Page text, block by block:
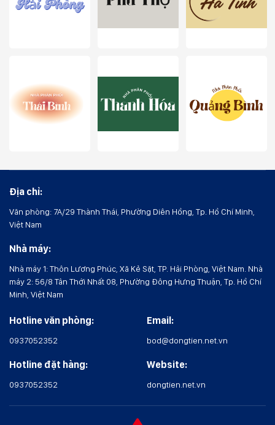
Hotline văn phòng:
0937052352
Hotline đặt hàng:
0937052352
Email:
bod@dongtien.net.vn
Website:
dongtien.net.vn
Địa chỉ:
Văn phòng: 7A/29 Thành Thái, Phường Diên Hồng, Tp. Hồ Chí Minh,
Việt Nam
Nhà máy:
Nhà máy 1: Thôn Lương Phúc, Xã Kẻ Sặt, TP. Hải Phòng, Việt Nam. Nhà
máy 2: 56/8 Tân Thới Nhất 08, Phường Đông Hưng Thuận, Tp. Hồ Chí
Minh, Việt Nam